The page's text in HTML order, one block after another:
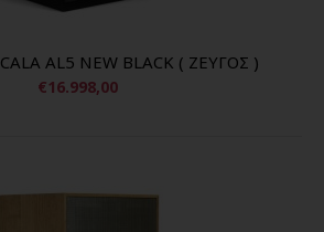
AL5 NEW BLACK ( ΖΕΥΓΟΣ )
€16.998,00